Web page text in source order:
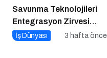
Savunma Teknolojileri
Entegrasyon Zirvesi
Ankara’da
İş Dünyası 3 hafta önce